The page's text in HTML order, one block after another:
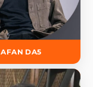
AFAN DA5